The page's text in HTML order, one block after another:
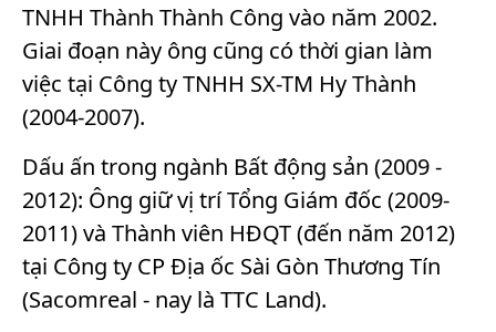
TNHH Thành Thành Công vào năm 2002.
Giai đoạn này ông cũng có thời gian làm
việc tại Công ty TNHH SX-TM Hy Thành
(2004-2007).
Dấu ấn trong ngành Bất động sản (2009 -
2012): Ông giữ vị trí Tổng Giám đốc (2009-
2011) và Thành viên HĐQT (đến năm 2012)
tại Công ty CP Địa ốc Sài Gòn Thương Tín
(Sacomreal - nay là TTC Land).